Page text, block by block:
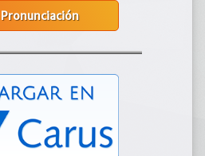
Pronunciación